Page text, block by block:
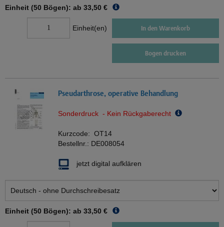
Einheit (50 Bögen): ab 33,50 €
Einheit(en) In den Warenkorb
Bogen drucken
Pseudarthrose, operative Behandlung
Sonderdruck - Kein Rückgaberecht
Kurzcode: OT14
Bestellnr.: DE008054
jetzt digital aufklären
Einheit (50 Bögen): ab 33,50 €